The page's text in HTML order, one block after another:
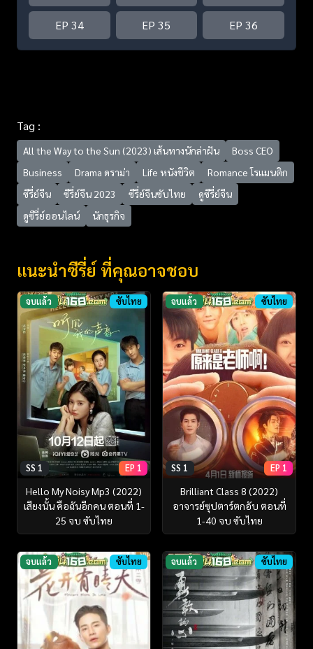
EP 34 EP 35 EP 36
Tag :
All the Way to the Sun (2023) เส้นทางนักล่าฝัน
Boss CEO
Business
Drama ดราม่า Life หนังชีวิต
Romance โรแมนติก
ซีรี่ย์จีน
ซีรี่ย์จีน 2023 ซีรี่ย์จีนซับไทย
ดูซีรี่ย์จีน
ดูซีรี่ย์ออนไลน์
นักธุรกิจ
แนะนำซีรี่ย์ ที่คุณอาจชอบ
จบแล้ว ซับไทย
SS 1 EP 1
Hello My Noisy Mp3 (2022)
เสียงนั้น คือฉันอีกคน ตอนที่ 1-
25 จบ ซับไทย
จบแล้ว ซับไทย
SS 1 EP 1
Brilliant Class 8 (2022)
อาจารย์ซุปตาร์ตกอับ ตอนที่
1-40 จบ ซับไทย
จบแล้ว ซับไทย จบแล้ว ซับไทย